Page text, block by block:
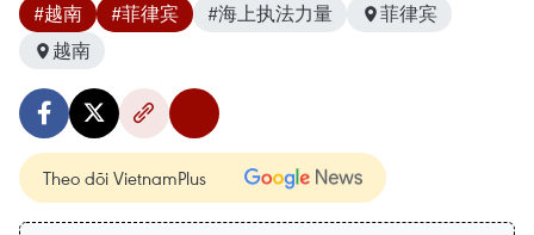
#越南 #菲律宾 #海上执法力量
菲律宾
越南
Theo dõi VietnamPlus